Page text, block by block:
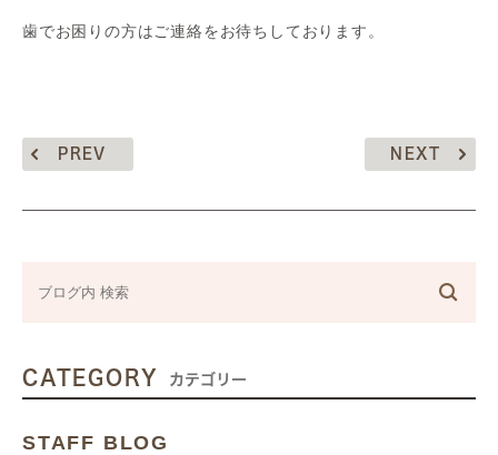
歯でお困りの方はご連絡をお待ちしております。
PREV NEXT
CATEGORY カテゴリー
STAFF BLOG